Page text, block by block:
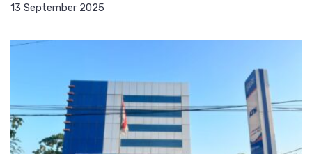
13 September 2025